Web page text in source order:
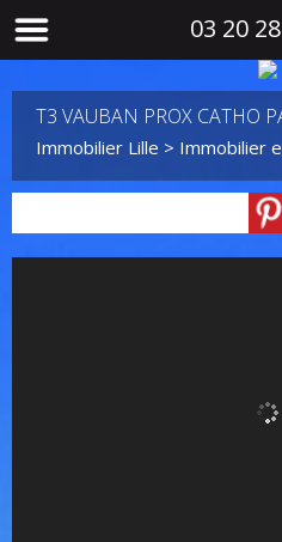
03 20
T3 VAUBAN PROX CATHO
Immobilier Lille > Immobilier